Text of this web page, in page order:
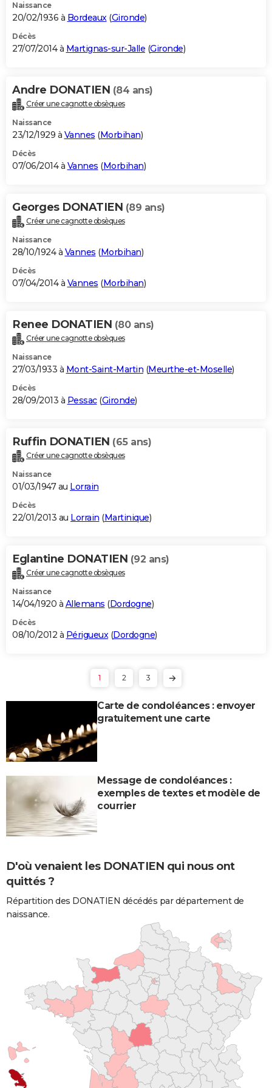
Naissance
20/02/1936 à Bordeaux(Gironde)
Décès
27/07/2014 à Martignas-sur-Jalle (Gironde)
Andre DONATIEN (84 ans)
Créer une cagnotte obsèques
Naissance
23/12/1929 à Vannes (Morbihan)
Décès
07/06/2014 à Vannes (Morbihan)
Georges DONATIEN (89 ans)
Créer une cagnotte obsèques
Naissance
28/10/1924 à Vannes (Morbihan)
Décès
07/04/2014 à Vannes (Morbihan)
Renee DONATIEN (80 ans)
Créer une cagnotte obsèques
Naissance
27/03/1933 à Mont-Saint-Martin (Meurthe-et-Moselle)
Décès
28/09/2013 à Pessac(Gironde)
Ruffin DONATIEN (65 ans)
Créer une cagnotte obsèques
Naissance
01/03/1947 au Lorrain
Décès
22/01/2013 au Lorrain (Martinique)
Eglantine DONATIEN (92 ans)
Créer une cagnotte obsèques
Naissance
14/04/1920 à Allemans (Dordogne)
Décès
08/10/2012 à Périgueux (Dordogne)
1 2 3
Carte de condoléances : envoyer
gratuitement une carte
Message de condoléances :
exemples de textes et modèle de
courrier
D'où venaient les DONATIEN qui nous ont
quittés ?
Répartition des DONATIEN décédés par département de
naissance.